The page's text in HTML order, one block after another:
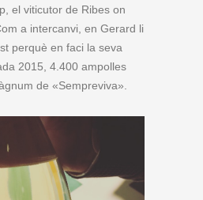
el viticutor de Ribes on
a intercanvi, en Gerard li
perquè en faci la seva
2015, 4.400 ampolles
de «Sempreviva».